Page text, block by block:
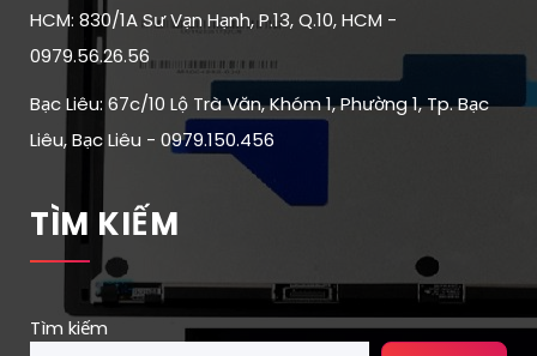
HCM: 830/1A Sư Vạn Hạnh, P.13, Q.10, HCM -
0979.56.26.56
Bạc Liêu: 67c/10 Lộ Trà Văn, Khóm 1, Phường 1, Tp. Bạc
Liêu, Bạc Liêu - 0979.150.456
TÌM KIẾM
Tìm kiếm